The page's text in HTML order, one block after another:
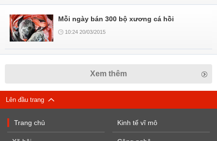
Mỗi ngày bán 300 bộ xương cá hồi
10:24 20/03/2015
Xem thêm
Lên đầu trang
Trang chủ Kinh tế vĩ mô